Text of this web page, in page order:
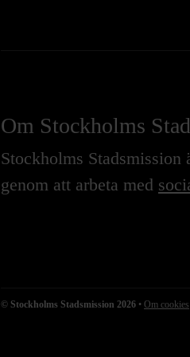
Om Stockholms
Stockholms
genom att arbeta med
© Stockholms Stadsmission 2026 • Om cookies